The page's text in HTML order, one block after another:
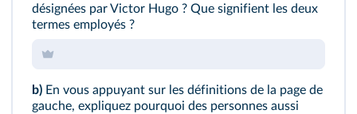
désignées par Victor Hugo ? Que signifient les deux
termes employés ?
b) En vous appuyant sur les définitions de la page de
gauche, expliquez pourquoi des personnes aussi